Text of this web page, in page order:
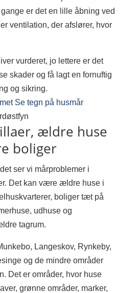
er det en lille åbning ved
ventilation, der afslører, hvor
vurderet, jo lettere er det
skader og få lagt en fornuftig
og sikring.
Se tegn på husmår
ældre huse
boliger
ser vi mårproblemer i
Det kan være ældre huse i
boliger tæt på
udhuse og
tagrum.
Langeskov, Rynkeby,
og de mindre områder
Det er områder, hvor huse
grønne områder, marker,